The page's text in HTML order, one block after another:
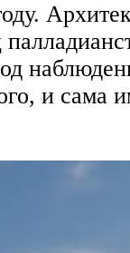
и сама